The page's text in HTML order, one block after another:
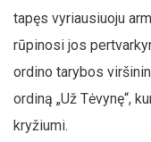
tapęs vyriausiuoju
rūpinosi jos
ordino tarybos
ordiną „Už Tėvynę“,
kryžiumi.